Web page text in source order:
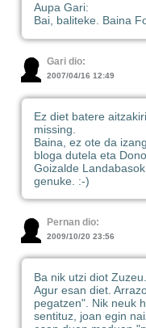
Aupa Gari:
Bai, baliteke. Baina
Gari dio:
2007/04/16 12:49
Ez diet batere
missing.
Baina, ez ote da
bloga dutela eta
Goizalde
genuke. :-)
Pernan dio:
2009/10/20 23:56
Ba nik utzi diot
Agur esan diet.
pegatzen". Nik neuk
sentituz, joan egin